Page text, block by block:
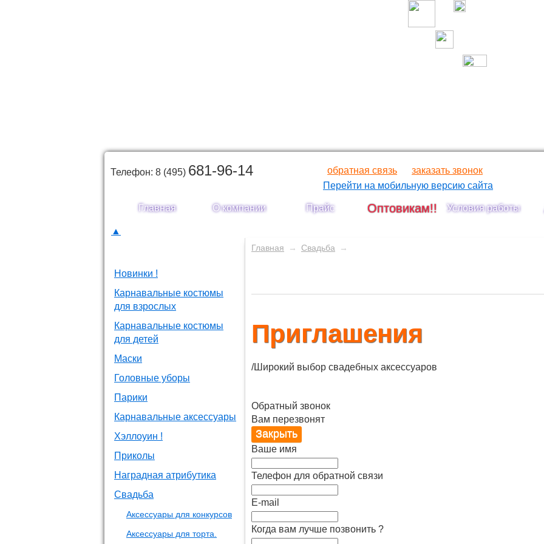
Телефон: 8 (495) 681-96-14 обратная связь заказать звонок
Перейти на мобильную версию сайта
Главная О компании Прайс Оптовикам!! Условия работы
▲
Новинки !
Карнавальные костюмы
для взрослых
Карнавальные костюмы
для детей
Маски
Головные уборы
Парики
Карнавальные аксессуары
Хэллоуин !
Приколы
Наградная атрибутика
Свадьба
Аксессуары для конкурсов
Аксессуары для торта.
Главная → Свадьба →
Приглашения
/Широкий выбор свадебных аксессуаров
Обратный звонок
Вам перезвонят
Ваше имя
Телефон для обратной связи
E-mail
Когда вам лучше позвонить ?